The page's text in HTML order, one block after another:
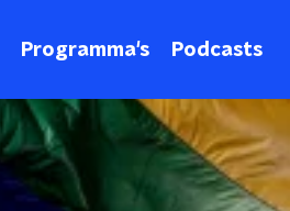
Programma's Podcasts